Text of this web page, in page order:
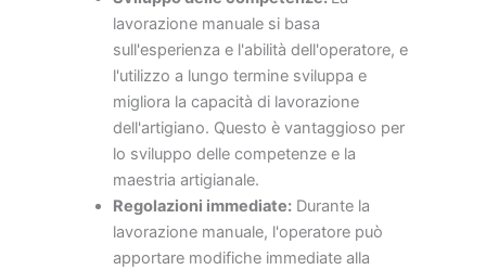
lavorazione manuale si basa
sull'esperienza e l'abilità dell'operatore, e
l'utilizzo a lungo termine sviluppa e
migliora la capacità di lavorazione
dell'artigiano. Questo è vantaggioso per
lo sviluppo delle competenze e la
maestria artigianale.
Regolazioni immediate:Durante la
lavorazione manuale, l'operatore può
apportare modifiche immediate alla